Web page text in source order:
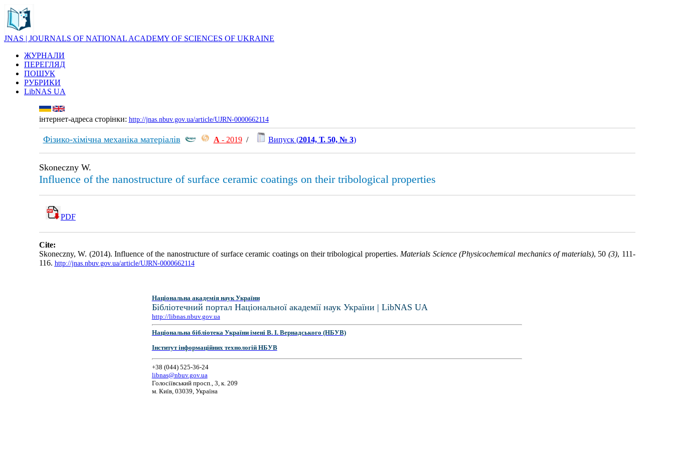
JNAS | JOURNALS OF NATIONAL ACADEMY OF SCIENCES OF UKRAINE
ЖУРНАЛИ
ПЕРЕГЛЯД
ПОШУК
РУБРИКИ
LibNAS UA
інтернет-адреса сторінки: http://jnas.nbuv.gov.ua/article/UJRN-0000662114
Фізико-хімічна механіка матеріалів А - 2019/ Випуск (2014, Т. 50, № 3)
Skoneczny W.
Influence of the nanostructure of surface ceramic coatings on their tribological properties
PDF
Cite:
Skoneczny, W. (2014). Influence of the nanostructure of surface ceramic coatings on their tribological properties.Materials Science (Physicochemical mechanics of materials), 50 (3), 111-
116. http://jnas.nbuv.gov.ua/article/UJRN-0000662114
Національна академія наук України
Бібліотечний портал Національної академії наук України | LibNAS UA
http://libnas.nbuv.gov.ua
Національна бібліотека України імені В. І. Вернадського (НБУВ)
Інститут інформаційних технологій НБУВ
+38 (044) 525-36-24
libnas@nbuv.gov.ua
Голосіївський просп., 3, к. 209
м. Київ, 03039, Україна